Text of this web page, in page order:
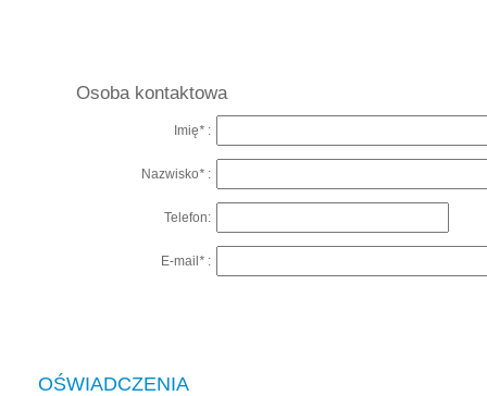
Osoba kontaktowa
Imię* :
Nazwisko* :
Telefon:
E-mail * :
OŚWIADCZENIA